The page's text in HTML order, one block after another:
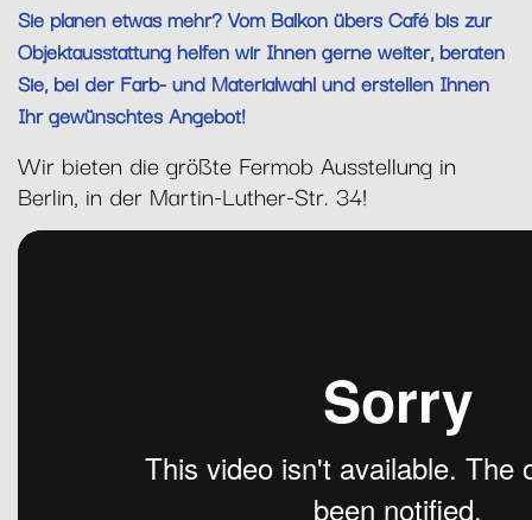
Sie planen etwas mehr? Vom Balkon übers Café bis zur
Objektausstattung helfen wir Ihnen gerne weiter, beraten
Sie, bei der Farb- und Materialwahl und erstellen Ihnen
Ihr gewünschtes Angebot!
Wir bieten die größte Fermob Ausstellung in
Berlin, in der Martin-Luther-Str. 34!